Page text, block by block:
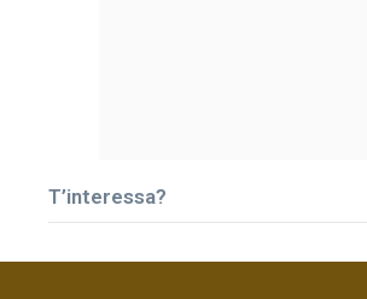
T’interessa?